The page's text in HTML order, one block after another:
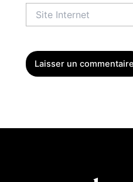
Internet